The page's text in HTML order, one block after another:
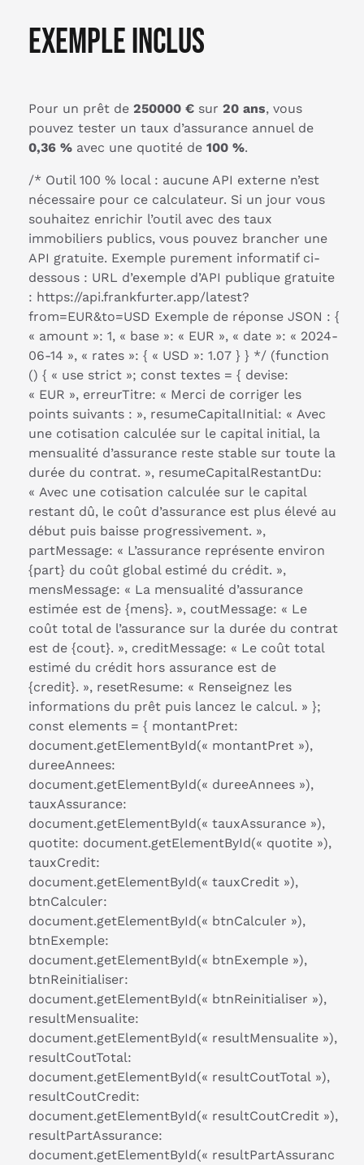
Exemple inclus
Pour un prêt de 250000 € sur 20 ans, vous
pouvez tester un taux d’assurance annuel de
0,36 % avec une quotité de 100 %.
/* Outil 100 % local : aucune API externe n’est
nécessaire pour ce calculateur. Si un jour vous
souhaitez enrichir l’outil avec des taux
immobiliers publics, vous pouvez brancher une
API gratuite. Exemple purement informatif ci-
dessous : URL d’exemple d’API publique gratuite
: https://api.frankfurter.app/latest?
from=EUR&to=USD Exemple de réponse JSON : {
« amount »: 1, « base »: « EUR », « date »: « 2024-
06-14 », « rates »: { « USD »: 1.07 } } */ (function
() { « use strict »; const textes = { devise:
« EUR », erreurTitre: « Merci de corriger les
points suivants : », resumeCapitalInitial: « Avec
une cotisation calculée sur le capital initial, la
mensualité d’assurance reste stable sur toute la
durée du contrat. », resumeCapitalRestantDu:
« Avec une cotisation calculée sur le capital
restant dû, le coût d’assurance est plus élevé au
début puis baisse progressivement. »,
partMessage: « L’assurance représente environ
{part} du coût global estimé du crédit. »,
mensMessage: « La mensualité d’assurance
estimée est de {mens}. », coutMessage: « Le
coût total de l’assurance sur la durée du contrat
est de {cout}. », creditMessage: « Le coût total
estimé du crédit hors assurance est de
{credit}. », resetResume: « Renseignez les
informations du prêt puis lancez le calcul. » };
const elements = { montantPret:
document.getElementById(« montantPret »),
dureeAnnees:
document.getElementById(« dureeAnnees »),
tauxAssurance:
document.getElementById(« tauxAssurance »),
quotite: document.getElementById(« quotite »),
tauxCredit:
document.getElementById(« tauxCredit »),
btnCalculer:
document.getElementById(« btnCalculer »),
btnExemple:
document.getElementById(« btnExemple »),
btnReinitialiser:
document.getElementById(« btnReinitialiser »),
resultMensualite:
document.getElementById(« resultMensualite »),
resultCoutTotal:
document.getElementById(« resultCoutTotal »),
resultCoutCredit:
document.getElementById(« resultCoutCredit »),
resultPartAssurance:
document.getElementById(« resultPartAssuranc